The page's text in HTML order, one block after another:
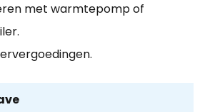
met warmtepomp of